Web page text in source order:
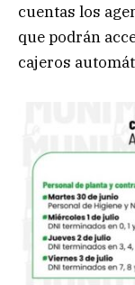
cuentas los
que podrán
cajeros